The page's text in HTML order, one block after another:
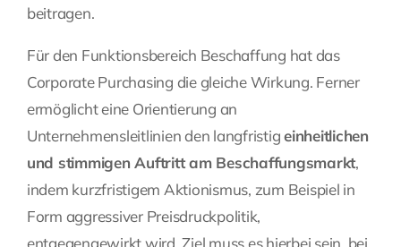
beitragen.
Für den Funktionsbereich Beschaffung hat das
Corporate Purchasing die gleiche Wirkung. Ferner
ermöglicht eine Orientierung an
Unternehmensleitlinien den langfristigeinheitlichen
und stimmigen Auftritt am Beschaffungsmarkt,
indem kurzfristigem Aktionismus, zum Beispiel in
Form aggressiver Preisdruckpolitik,
entgegengewirkt wird. Ziel muss es hierbei sein, bei